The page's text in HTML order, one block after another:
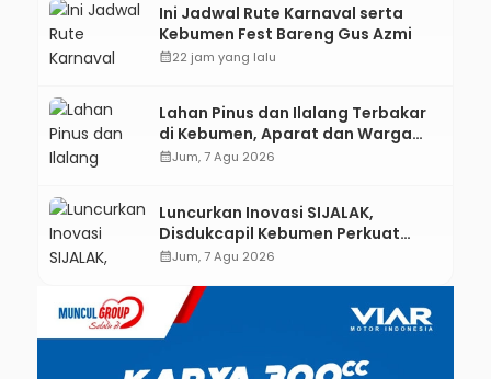
Ini Jadwal Rute Karnaval serta
Kebumen Fest Bareng Gus Azmi
calendar_month22 jam yang lalu
Lahan Pinus dan Ilalang Terbakar
di Kebumen, Aparat dan Warga
Padamkan Api Secara Manual
calendar_monthJum, 7 Agu 2026
Luncurkan Inovasi SIJALAK,
Disdukcapil Kebumen Perkuat
Jejaring Literasi Adminduk hingga
calendar_monthJum, 7 Agu 2026